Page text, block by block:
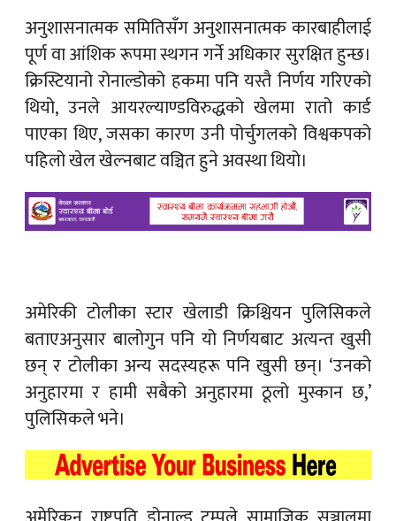
अनुशासनात्मक समितिसँग अनुशासनात्मक कारबाहीलाई
पूर्ण वा आंशिक रूपमा स्थगन गर्ने अधिकार सुरक्षित हुन्छ।
क्रिस्टियानो रोनाल्डोको हकमा पनि यस्तै निर्णय गरिएको
थियो, उनले आयरल्याण्डविरुद्धको खेलमा रातो कार्ड
पाएका थिए, जसका कारण उनी पोर्चुगलको विश्वकपको
पहिलो खेल खेल्नबाट वञ्चित हुने अवस्था थियो।
अमेरिकी टोलीका स्टार खेलाडी क्रिश्चियन पुलिसिकले
बताएअनुसार बालोगुन पनि यो निर्णयबाट अत्यन्त खुसी
छन् र टोलीका अन्य सदस्यहरू पनि खुसी छन्। ‘उनको
अनुहारमा र हामी सबैको अनुहारमा ठूलो मुस्कान छ,’
पुलिसिकले भने।